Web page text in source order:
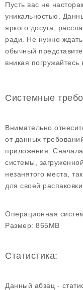
Пусть вас не
уникальностью.
яркого досуга,
ради. Не нужно
обычный
вникая
Системные
Внимательно
от данных
приложения.
системы,
незанятого места,
для своей распаковки.
Операционная
Размер: 865MB
Статистика:
Данный абзац -